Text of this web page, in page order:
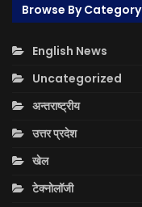
Browse By Category
English News
Uncategorized
अन्तराष्ट्रीय
उत्तर प्रदेश
खेल
टेक्नोलॉजी